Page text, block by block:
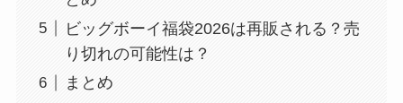
ビッグボーイ福袋2026は再販される？売
り切れの可能性は？
まとめ